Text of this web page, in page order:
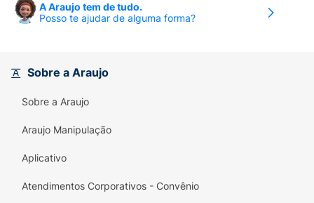
A Araujo tem de tudo.
Posso te ajudar de alguma forma?
Sobre a Araujo
Sobre a Araujo
Araujo Manipulação
Aplicativo
Atendimentos Corporativos - Convênio